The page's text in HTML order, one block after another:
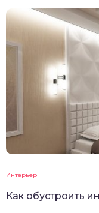
Интерьер
Как обустроить